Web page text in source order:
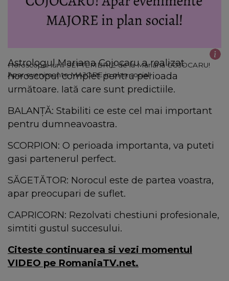
Horoscopul lunii SEPTEMBRIE de la Mariana COJOCARU!
Apar evenimente MAJORE in plan social!
Astrologul Mariana Cojocaru a realizat
horoscopul complet pentru perioada
următoare. Iată care sunt predictiile.
BALANŢĂ: Stabiliti ce este cel mai important
pentru dumneavoastra.
SCORPION: O perioada importanta, va puteti
gasi partenerul perfect.
SĂGETĂTOR: Norocul este de partea voastra,
apar preocupari de suflet.
CAPRICORN: Rezolvati chestiuni profesionale,
simtiti gustul succesului.
Citeste continuarea si vezi momentul
VIDEO pe RomaniaTV.net.